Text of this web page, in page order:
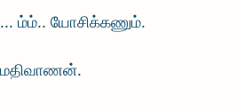
... ம்ம்.. யோசிக்கணும்.
மதிவாணன்.